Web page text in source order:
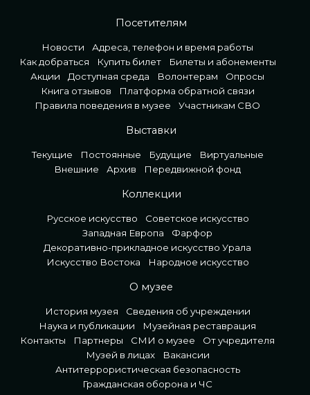
Посетителям
Новости
Адреса, телефон и время работы
Как добраться
Купить билет
Билеты и абонементы
Акции
Доступная среда Волонтерам
Опросы
Книга отзывов
Платформа обратной связи
Правила поведения в музее
Участникам СВО
Выставки
Текущие Постоянные Будущие
Виртуальные
Внешние
Архив Передвижной фонд
Коллекции
Русское искусство
Советское искусство
Западная Европа
Фарфор
Декоративно-прикладное искусство Урала
Искусство Востока
Народное искусство
О музее
История музея
Сведения об учреждении
Наука и публикации
Музейная реставрация
Контакты
Партнеры СМИ о музее
От учредителя
Музей в лицах
Вакансии
Антитеррористическая безопасность
Гражданская оборона и ЧС